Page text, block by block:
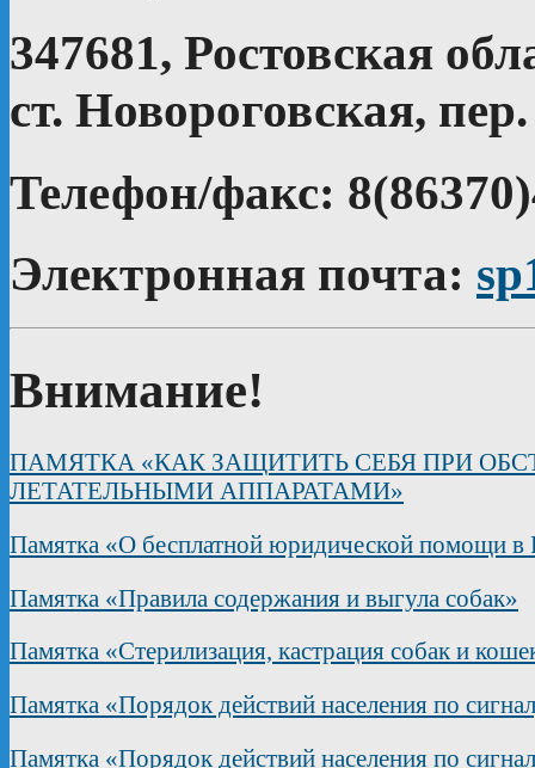
347681, Ростовская
ст. Новороговская,
Телефон/факс:
Электронная почта:
Внимание!
ПАМЯТКА «КАК ЗАЩИТИТЬ СЕБЯ ПРИ
ЛЕТАТЕЛЬНЫМИ АППАРАТАМИ»
Памятка «О бесплатной юридической помощи в
Памятка «Правила содержания и выгула собак»
Памятка «Стерилизация, кастрация собак и
Памятка «Порядок действий населения по
Памятка «Порядок действий населения по